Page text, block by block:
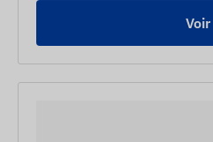
Voir